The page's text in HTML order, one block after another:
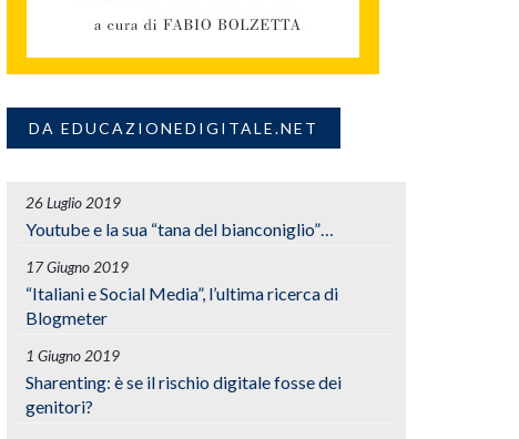
DA EDUCAZIONEDIGITALE.NET
26 Luglio 2019
Youtube e la sua “tana del bianconiglio”…
17 Giugno 2019
“Italiani e Social Media”, l’ultima ricerca di
Blogmeter
1 Giugno 2019
Sharenting: è se il rischio digitale fosse dei
genitori?